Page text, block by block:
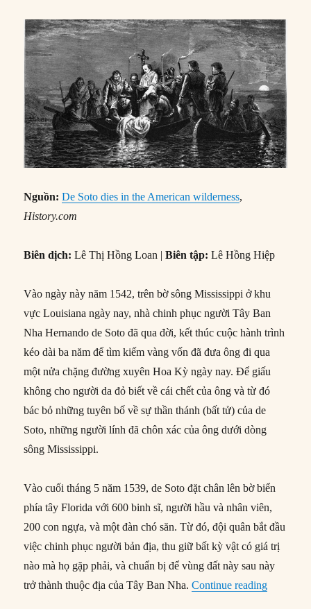
Nguồn:De Soto dies in the American wilderness,
History.com
Biên dịch: Lê Thị Hồng Loan |Biên tập:Lê Hồng Hiệp
Vào ngày này năm 1542, trên bờ sông Mississippi ở khu
vực Louisiana ngày nay, nhà chinh phục người Tây Ban
Nha Hernando de Soto đã qua đời, kết thúc cuộc hành trình
kéo dài ba năm để tìm kiếm vàng vốn đã đưa ông đi qua
một nửa chặng đường xuyên Hoa Kỳ ngày nay. Để giấu
không cho người da đỏ biết về cái chết của ông và từ đó
bác bỏ những tuyên bố về sự thần thánh (bất tử) của de
Soto, những người lính đã chôn xác của ông dưới dòng
sông Mississippi.
Vào cuối tháng 5 năm 1539, de Soto đặt chân lên bờ biển
phía tây Florida với 600 binh sĩ, người hầu và nhân viên,
200 con ngựa, và một đàn chó săn. Từ đó, đội quân bắt đầu
việc chinh phục người bản địa, thu giữ bất kỳ vật có giá trị
nào mà họ gặp phải, và chuẩn bị để vùng đất này sau này
trở thành thuộc địa của Tây Ban Nha.Continue reading“21/05/